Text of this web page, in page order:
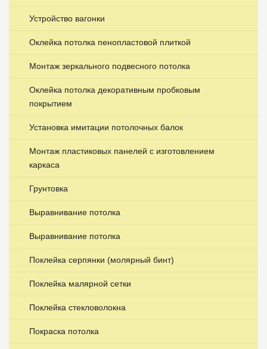
Устройство вагонки
Оклейка потолка пенопластовой плиткой
Монтаж зеркального подвесного потолка
Оклейка потолка декоративным пробковым
покрытием
Установка имитации потолочных балок
Монтаж пластиковых панелей с изготовлением
каркаса
Грунтовка
Выравнивание потолка
Выравнивание потолка
Поклейка серпянки (молярный бинт)
Поклейка малярной сетки
Поклейка стекловолокна
Покраска потолка